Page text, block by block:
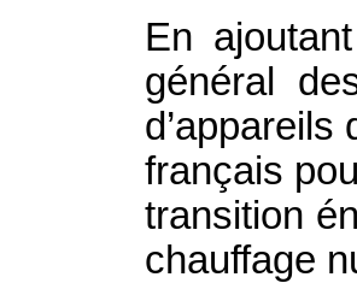
En
général
français
transition
chauffage